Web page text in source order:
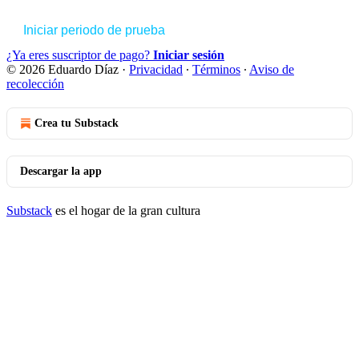
Iniciar periodo de prueba
¿Ya eres suscriptor de pago? Iniciar sesión
© 2026 Eduardo Díaz · Privacidad ∙ Términos ∙ Aviso de
recolección
Crea tu Substack
Descargar la app
Substack es el hogar de la gran cultura